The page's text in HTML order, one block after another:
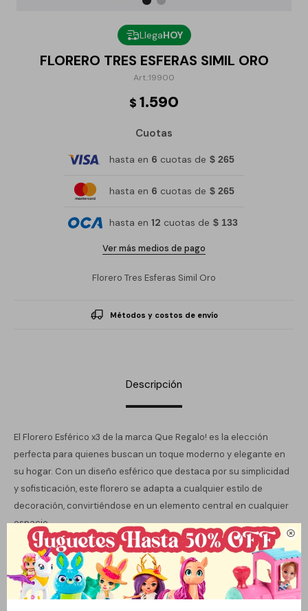

LlegaHOY
FLORERO TRES ESFERAS SIMIL ORO
19900
$ 1.590
Cuotas
hasta en 6 cuotas de $ 265
hasta en 6 cuotas de $ 265
hasta en 12 cuotas de $ 133
Ver más medios de pago
Florero Tres Esferas Simil Oro
Métodos y costos de envío
Descripción
El Florero Esférico x3 de la marca Que Regalo! es la elección
perfecta para quienes buscan un toque moderno y elegante en
su hogar. Con un diseño esférico que destaca por su simplicidad
y sofisticación, este florero se adapta a cualquier estilo de
decoración, convirtiéndose en un elemento central en cualquier
espacio.
Con un diámetro de base de 15,5 cm, es ideal para exhibir plantas
naturales, aportando frescura y vida a tu entorno. Su estructura
sin tapa permite que las plantas respiren, mientras que su diseño
contemporáneo complementa tanto ambientes minimalistas